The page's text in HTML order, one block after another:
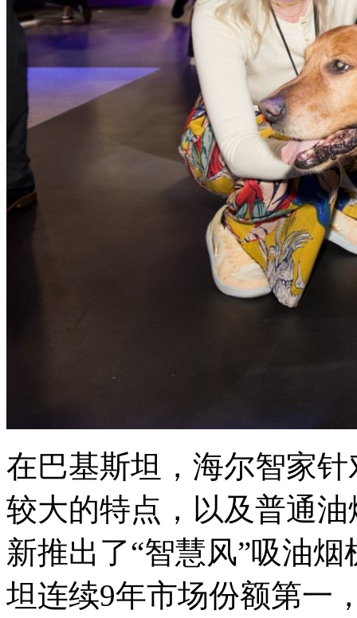
在巴基斯坦，海尔智家
较大的特点，以及普通
新推出了“智慧风”吸油
坦连续9年市场份额第一